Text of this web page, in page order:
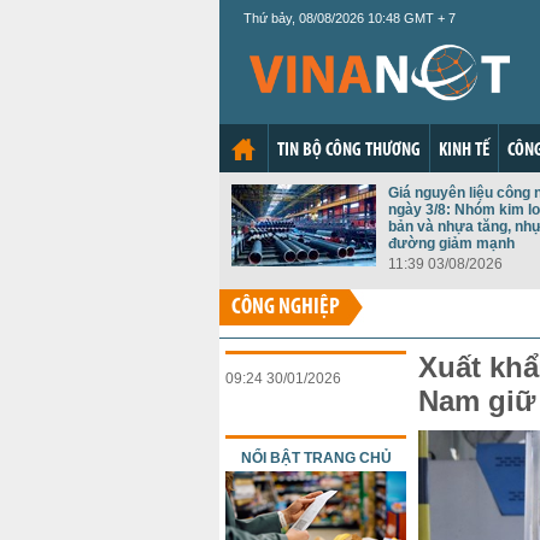
Thứ bảy, 08/08/2026 10:48 GMT + 7
TIN BỘ CÔNG THƯƠNG KINH TẾ
Giá nguyên liệu công
ngày 3/8: Nhóm kim
bản và nhựa tăng,
đường giảm mạnh
11:39 03/08/2026
CÔNG NGHIỆP
Xuất
Nam
09:24 30/01/2026
NỔI BẬT TRANG CHỦ